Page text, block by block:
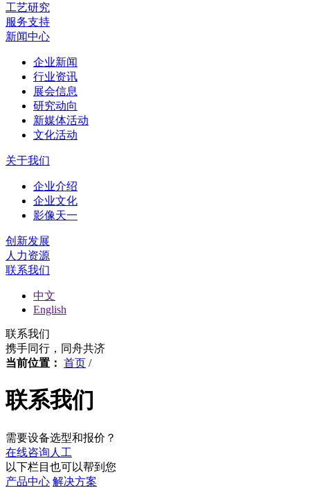
工艺研究
服务支持
新闻中心
企业新闻
行业资讯
展会信息
研究动向
新媒体活动
文化活动
关于我们
企业介绍
企业文化
影像天一
创新发展
人力资源
联系我们
中文
English
联系我们
携手同行，同舟共济
当前位置： 首页 /
联系我们
需要设备选型和报价？
在线咨询人工
以下栏目也可以帮到您
产品中心 解决方案